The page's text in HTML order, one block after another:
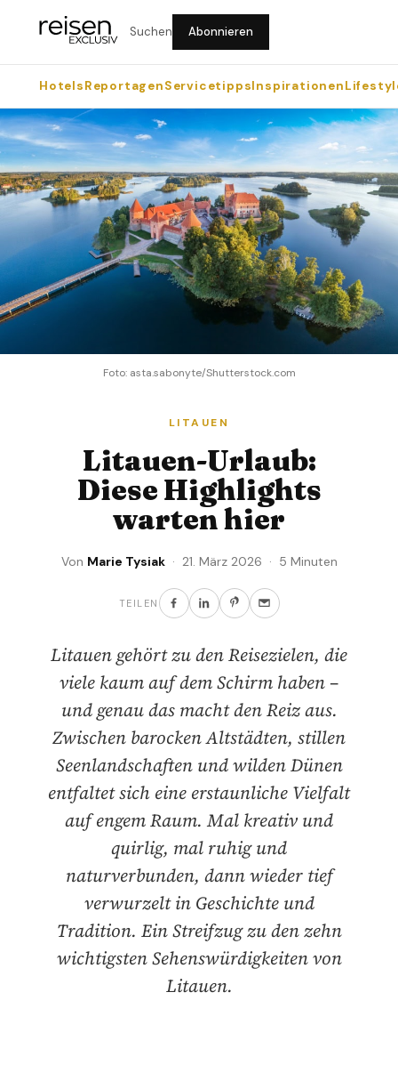
Suchen Abonnieren
HotelsReportagenServicetippsInspirationen
Foto: asta.sabonyte/Shutterstock.com
LITAUEN
Litauen-Urlaub:
Diese Highlights
warten hier
Von Marie Tysiak· 21. März 2026 · 5 Minuten
TEILEN
Litauen gehört zu den Reisezielen, die
viele kaum auf dem Schirm haben –
und genau das macht den Reiz aus.
Zwischen barocken Altstädten, stillen
Seenlandschaften und wilden Dünen
entfaltet sich eine erstaunliche Vielfalt
auf engem Raum. Mal kreativ und
quirlig, mal ruhig und
naturverbunden, dann wieder tief
verwurzelt in Geschichte und
Tradition. Ein Streifzug zu den zehn
wichtigsten Sehenswürdigkeiten von
Litauen.